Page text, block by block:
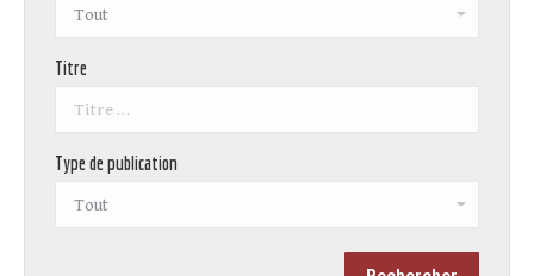
Titre
Type de publication